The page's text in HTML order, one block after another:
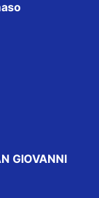
GIOVANNI